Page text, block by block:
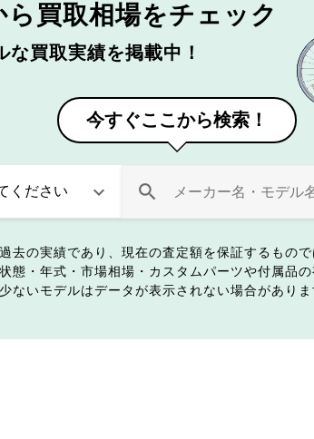
ら 買取相場をチェック
な買取実績を掲載中！
今すぐここから検索！
去の実績であり、現在の査定額を保証するもので
態・年式・市場相場・カスタムパーツや付属品の
ないモデルはデータが表示されない場合がありま